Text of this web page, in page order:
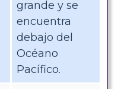
grande y se
encuentra
debajo del
Océano
Pacífico.